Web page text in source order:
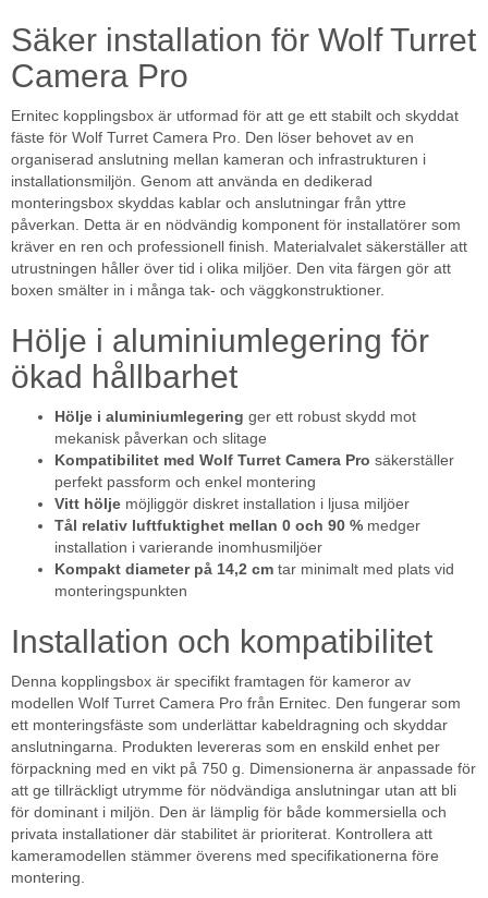
Säker installation för Wolf Turret
Camera Pro
Ernitec kopplingsbox är utformad för att ge ett stabilt och skyddat
fäste för Wolf Turret Camera Pro. Den löser behovet av en
organiserad anslutning mellan kameran och infrastrukturen i
installationsmiljön. Genom att använda en dedikerad
monteringsbox skyddas kablar och anslutningar från yttre
påverkan. Detta är en nödvändig komponent för installatörer som
kräver en ren och professionell finish. Materialvalet säkerställer att
utrustningen håller över tid i olika miljöer. Den vita färgen gör att
boxen smälter in i många tak- och väggkonstruktioner.
Hölje i aluminiumlegering för
ökad hållbarhet
Hölje i aluminiumlegering ger ett robust skydd mot
mekanisk påverkan och slitage
Kompatibilitet med Wolf Turret Camera Pro säkerställer
perfekt passform och enkel montering
Vitt hölje möjliggör diskret installation i ljusa miljöer
Tål relativ luftfuktighet mellan 0 och 90 % medger
installation i varierande inomhusmiljöer
Kompakt diameter på 14,2 cm tar minimalt med plats vid
monteringspunkten
Installation och kompatibilitet
Denna kopplingsbox är specifikt framtagen för kameror av
modellen Wolf Turret Camera Pro från Ernitec. Den fungerar som
ett monteringsfäste som underlättar kabeldragning och skyddar
anslutningarna. Produkten levereras som en enskild enhet per
förpackning med en vikt på 750 g. Dimensionerna är anpassade för
att ge tillräckligt utrymme för nödvändiga anslutningar utan att bli
för dominant i miljön. Den är lämplig för både kommersiella och
privata installationer där stabilitet är prioriterat. Kontrollera att
kameramodellen stämmer överens med specifikationerna före
montering.